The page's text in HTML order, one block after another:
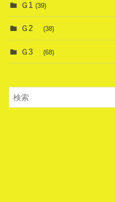
Ｇ1 (39)
Ｇ2 (38)
Ｇ3 (68)